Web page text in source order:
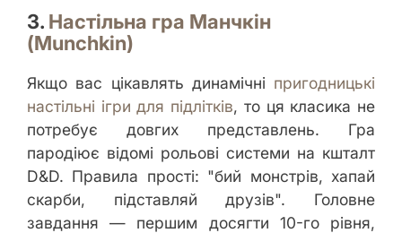
3. Настільна гра Манчкін
(Munchkin)
Якщо вас цікавлять динамічні пригодницькі
настільні ігри для підлітків, то ця класика не
потребує довгих представлень. Гра
пародіює відомі рольові системи на кшталт
D&D. Правила прості: "бий монстрів, хапай
скарби, підставляй друзів". Головне
завдання — першим досягти 10-го рівня,